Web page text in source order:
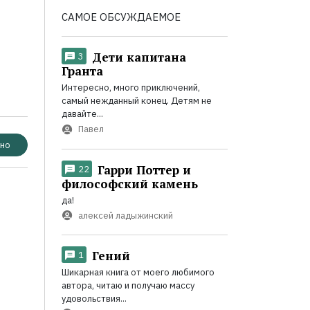
САМОЕ ОБСУЖДАЕМОЕ
3
Дети капитана
Гранта
Интересно, много приключений,
самый нежданный конец. Детям не
давайте...
Павел
22
Гарри Поттер и
философский камень
да!
алексей ладыжинский
1 Гений
Шикарная книга от моего любимого
автора, читаю и получаю массу
удовольствия...